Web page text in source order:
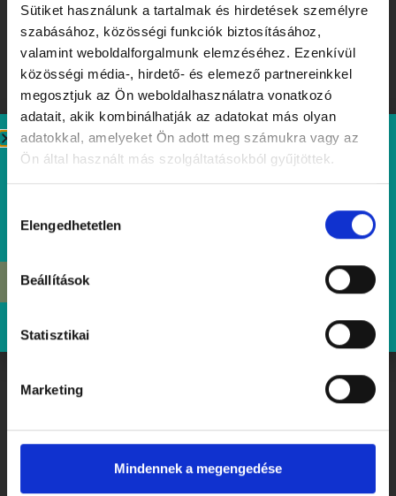
Sütiket használunk a tartalmak és hirdetések személyre
szabásához, közösségi funkciók biztosításához,
valamint weboldalforgalmunk elemzéséhez. Ezenkívül
közösségi média-, hirdető- és elemező partnereinkkel
megosztjuk az Ön weboldalhasználatra vonatkozó
adatait, akik kombinálhatják az adatokat más olyan
adatokkal, amelyeket Ön adott meg számukra vagy az
Ön által használt más szolgáltatásokból gyűjtöttek.
kiválasztása
Elengedhetetlen
Beállítások
Statisztikai
Marketing
Mindennek a megengedése
Allergen Information
Gluten
Nuts
Crustaceans /
Fish
Sesame seeds
ÉRDEKEL